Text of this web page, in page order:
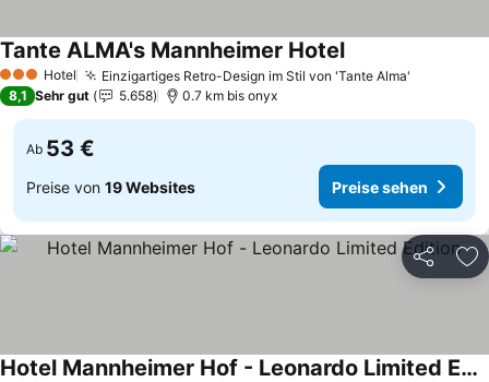
3 SterneHotel Einzigartiges Retro-Design im Stil von 'Tante Alma'
Tante ALMA's Mannheimer HotelPreise sehen
8,1 Sehr gut 5.658 0.7 km bis onyx
Ab 53 €
Preise von 19 Websites Preise sehen
Teilen
Hotel Mannheimer Hof - Leonardo Limited Edition